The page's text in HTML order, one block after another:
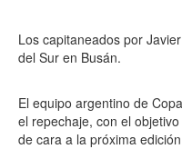
Los capitaneados por
del Sur en Busán.
El equipo argentino de
el repechaje, con el
de cara a la próxima